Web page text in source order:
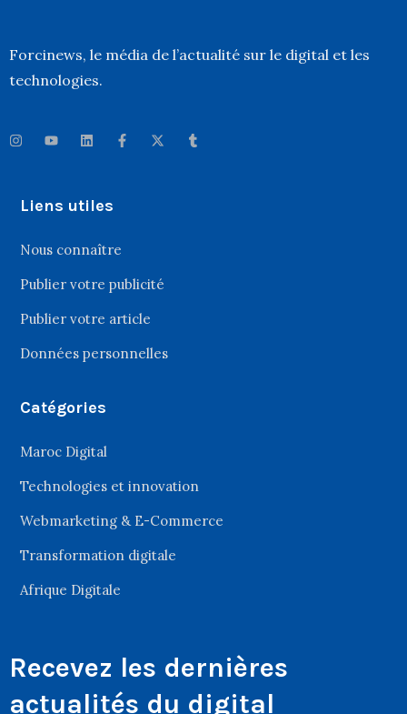
Forcinews, le média de l’actualité sur le digital et les
technologies.
Liens utiles
Nous connaître
Publier votre publicité
Publier votre article
Données personnelles
Catégories
Maroc Digital
Technologies et innovation
Webmarketing & E-Commerce
Transformation digitale
Afrique Digitale
Recevez les dernières
actualités du digital